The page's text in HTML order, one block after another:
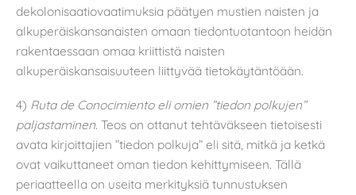
dekolonisaatiovaatimuksia päätyen mustien naisten ja
alkuperäiskansanaisten omaan tiedontuotantoon heidän
rakentaessaan omaa kriittistä naisten
alkuperäiskansaisuuteen liittyvää tietokäytäntöään.
4) Ruta de Conocimiento eli omien ”tiedon polkujen”
paljastaminen. Teos on ottanut tehtäväkseen tietoisesti
avata kirjoittajien ”tiedon polkuja” eli sitä, mitkä ja ketkä
ovat vaikuttaneet oman tiedon kehittymiseen. Tällä
periaatteella on useita merkityksiä tunnustuksen